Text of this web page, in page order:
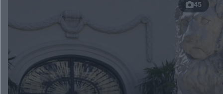
45